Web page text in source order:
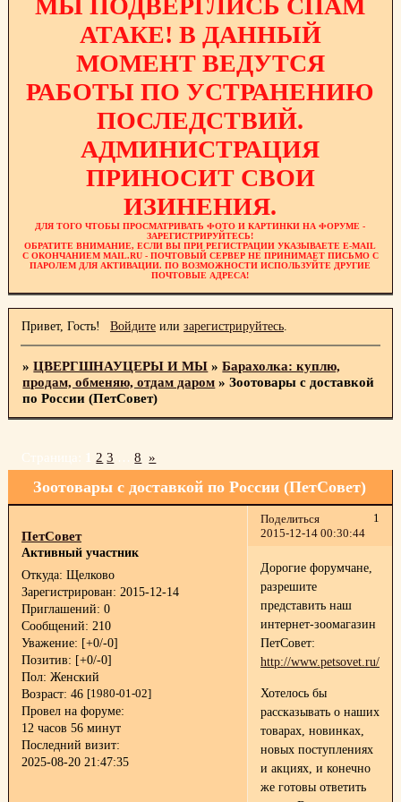
МЫ ПОДВЕРГЛИСЬ СПАМ
АТАКЕ! В ДАННЫЙ
МОМЕНТ ВЕДУТСЯ
РАБОТЫ ПО УСТРАНЕНИЮ
ПОСЛЕДСТВИЙ.
АДМИНИСТРАЦИЯ
ПРИНОСИТ СВОИ
ИЗИНЕНИЯ.
ДЛЯ ТОГО ЧТОБЫ ПРОСМАТРИВАТЬ ФОТО И КАРТИНКИ НА ФОРУМЕ -
ЗАРЕГИСТРИРУЙТЕСЬ!
ОБРАТИТЕ ВНИМАНИЕ, ЕСЛИ ВЫ ПРИ РЕГИСТРАЦИИ УКАЗЫВАЕТЕ E-MAIL
С ОКОНЧАНИЕМ MAIL.RU - ПОЧТОВЫЙ СЕРВЕР НЕ ПРИНИМАЕТ ПИСЬМО С
ПАРОЛЕМ ДЛЯ АКТИВАЦИИ. ПО ВОЗМОЖНОСТИ ИСПОЛЬЗУЙТЕ ДРУГИЕ
ПОЧТОВЫЕ АДРЕСА!
Привет, Гость! Войдитеили зарегистрируйтесь.
»ЦВЕРГШНАУЦЕРЫ И МЫ »Барахолка: куплю,
продам, обменяю, отдам даром »Зоотовары с доставкой
по России (ПетСовет)
Зоотовары с доставкой по России (ПетСовет)
Страница: 1 2 3 … 8 »
Поделиться
1
2015-12-14 00:30:44
ПетСовет
Активный участник
Откуда: Щелково
Зарегистрирован: 2015-12-14
Приглашений: 0
Сообщений: 210
Уважение: [+0/-0]
Позитив: [+0/-0]
Пол: Женский
Возраст: 46 [1980-01-02]
Провел на форуме:
12 часов 56 минут
Последний визит:
2025-08-20 21:47:35
Дорогие форумчане,
разрешите
представить наш
интернет-зоомагазин
ПетСовет:
http://www.petsovet.ru/
Хотелось бы
рассказывать о наших
товарах, новинках,
новых поступлениях
и акциях, и конечно
же готовы ответить